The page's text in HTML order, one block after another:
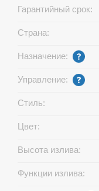
Гарантийный срок:
Страна:
Назначение:
Управление:
Стиль:
Цвет:
Высота излива:
Функции излива: